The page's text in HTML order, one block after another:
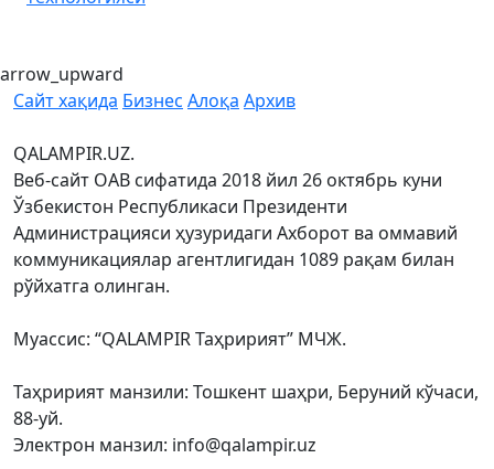
arrow_upward
Сайт хақида Бизнес Алоқа Архив
QALAMPIR.UZ.
Веб-сайт ОАВ сифатида 2018 йил 26 октябрь куни
Ўзбекистон Республикаси Президенти
Администрацияси ҳузуридаги Ахборот ва оммавий
коммуникациялар агентлигидан 1089 рақам билан
рўйхатга олинган.
Муассис: “QALAMPIR Таҳририят” МЧЖ.
Таҳририят манзили: Тошкент шаҳри, Беруний кўчаси,
88-уй.
Электрон манзил: info@qalampir.uz